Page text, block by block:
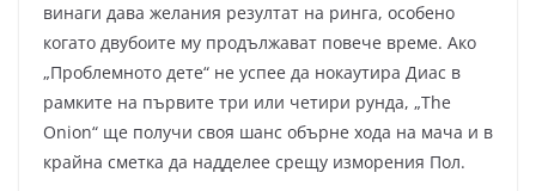
винаги дава желания резултат на ринга, особено
когато двубоите му продължават повече време. Ако
„Проблемното дете“ не успее да нокаутира Диас в
рамките на първите три или четири рунда, „The
Onion“ ще получи своя шанс обърне хода на мача и в
крайна сметка да надделее срещу изморения Пол.